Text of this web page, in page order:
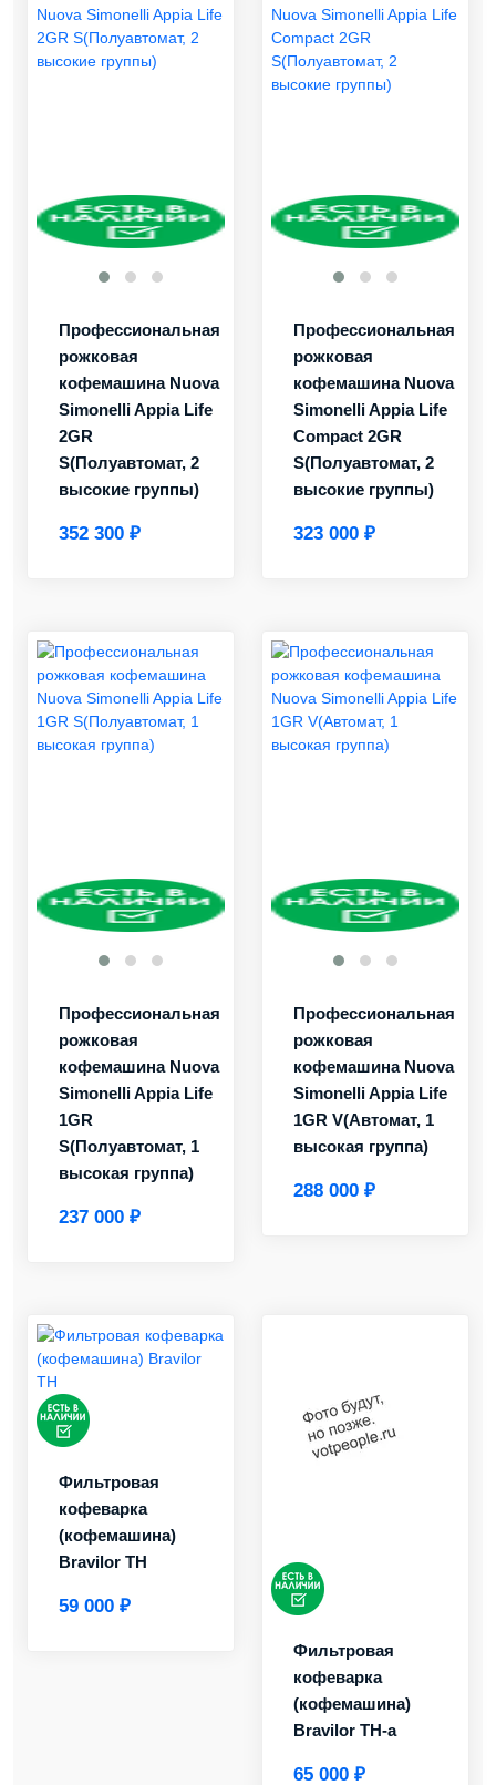
Профессиональная
рожковая
кофемашина Nuova
Simonelli Appia Life
2GR
S(Полуавтомат, 2
высокие группы)
352 300 ₽
Профессиональная
рожковая
кофемашина Nuova
Simonelli Appia Life
Compact 2GR
S(Полуавтомат, 2
высокие группы)
323 000 ₽
Профессиональная
рожковая
кофемашина Nuova
Simonelli Appia Life
1GR
S(Полуавтомат, 1
высокая группа)
237 000 ₽
Профессиональная
рожковая
кофемашина Nuova
Simonelli Appia Life
1GR V(Автомат, 1
высокая группа)
288 000 ₽
Фильтровая
кофеварка
(кофемашина)
Bravilor ТН
59 000 ₽
Фильтровая
кофеварка
(кофемашина)
Bravilor ТН-а
65 000 ₽